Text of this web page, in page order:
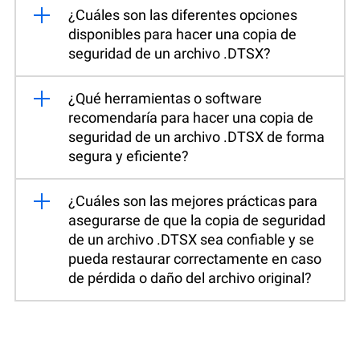
¿Cuáles son las diferentes opciones
disponibles para hacer una copia de
seguridad de un archivo .DTSX?
¿Qué herramientas o software
recomendaría para hacer una copia de
seguridad de un archivo .DTSX de forma
segura y eficiente?
¿Cuáles son las mejores prácticas para
asegurarse de que la copia de seguridad
de un archivo .DTSX sea confiable y se
pueda restaurar correctamente en caso
de pérdida o daño del archivo original?